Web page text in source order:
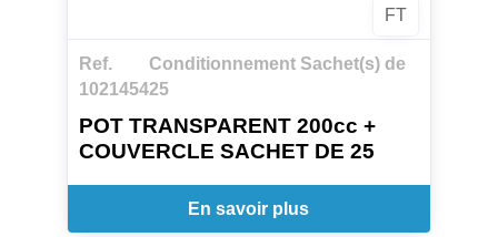
FT
Ref.
1021454
Conditionnement Sachet(s) de
25
POT TRANSPARENT 200cc +
COUVERCLE SACHET DE 25
En savoir plus